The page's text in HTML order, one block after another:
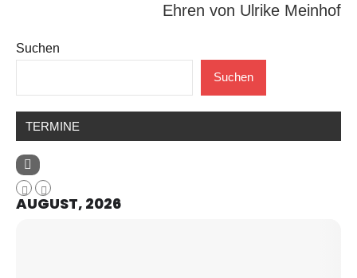
Ehren von Ulrike Meinhof
Suchen
Suchen
TERMINE
AUGUST, 2026